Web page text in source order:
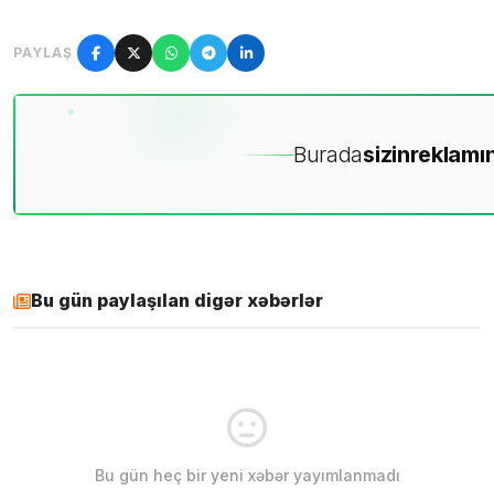
PAYLAŞ
Buradasizin
Bu gün paylaşılan digər xəbərlər
Bu gün heç bir yeni xəbər yayımlanmadı